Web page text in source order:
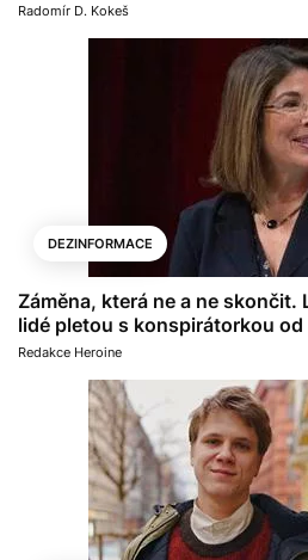
Radomír D. Kokeš
DEZINFORMACE
Záměna, která ne a ne
lidé pletou s konspirátorkou od
Redakce Heroine